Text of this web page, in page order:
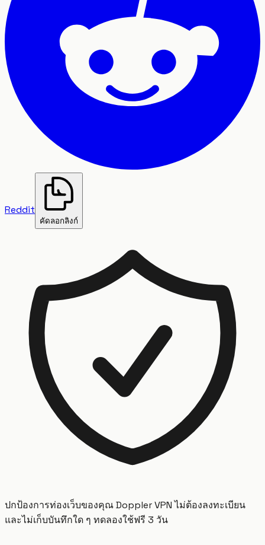
Reddit
คัดลอกลิงก์
ปกป้องการท่องเว็บของคุณ Doppler VPN ไม่ต้องลงทะเบียน
และไม่เก็บบันทึกใด ๆ ทดลองใช้ฟรี 3 วัน